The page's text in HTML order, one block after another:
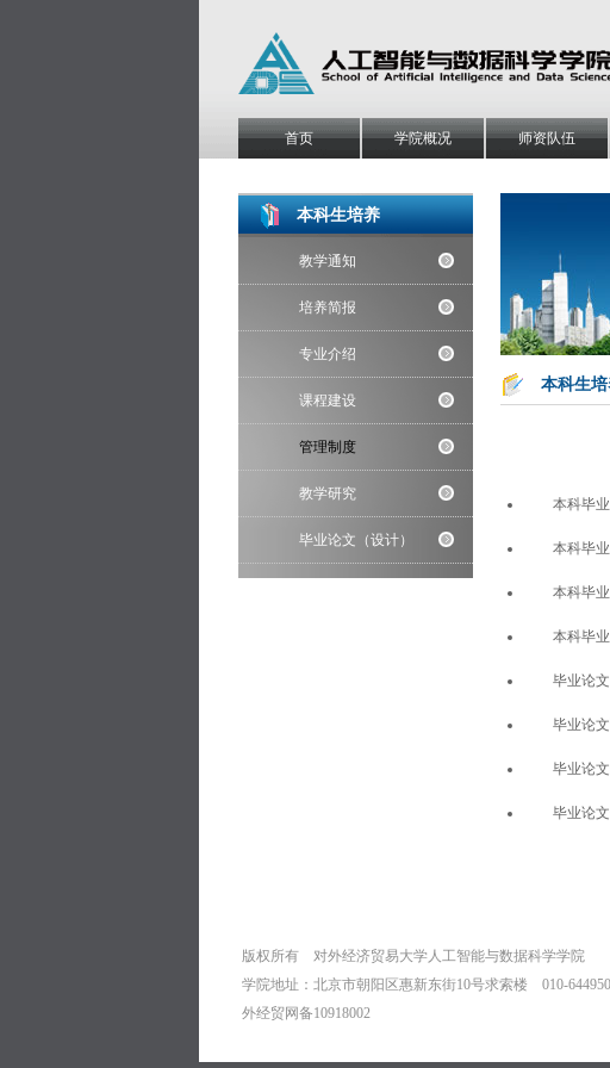
首页 学院概况 师资队伍
本科生培养
教学通知
培养简报
专业介绍
课程建设
管理制度
教学研究
毕业论文（设计）
本科生
本科毕
本科毕
本科毕
本科毕
毕业论
毕业论
毕业论
毕业论
版权所有 对外经济贸易大学人工智能与数据科学学
学院地址：北京市朝阳区惠新东街10号求索楼 010-
外经贸网备10918002